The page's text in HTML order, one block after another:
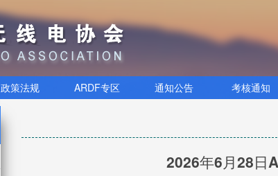
政策法规 ARDF专区 通知公告 考核通知
2026年6月28日